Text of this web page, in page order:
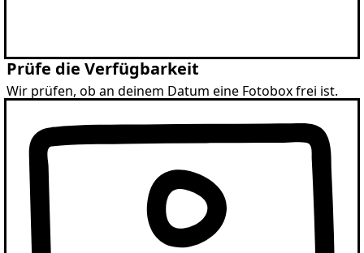
Prüfe die Verfügbarkeit
Wir prüfen, ob an deinem Datum eine Fotobox frei ist.